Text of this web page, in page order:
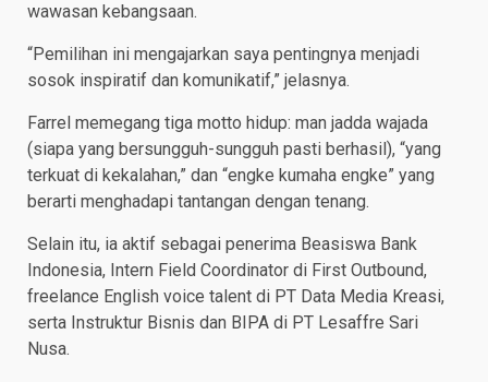
wawasan kebangsaan.
“Pemilihan ini mengajarkan saya pentingnya menjadi
sosok inspiratif dan komunikatif,” jelasnya.
Farrel memegang tiga motto hidup: man jadda wajada
(siapa yang bersungguh-sungguh pasti berhasil), “yang
terkuat di kekalahan,” dan “engke kumaha engke” yang
berarti menghadapi tantangan dengan tenang.
Selain itu, ia aktif sebagai penerima Beasiswa Bank
Indonesia, Intern Field Coordinator di First Outbound,
freelance English voice talent di PT Data Media Kreasi,
serta Instruktur Bisnis dan BIPA di PT Lesaffre Sari
Nusa.